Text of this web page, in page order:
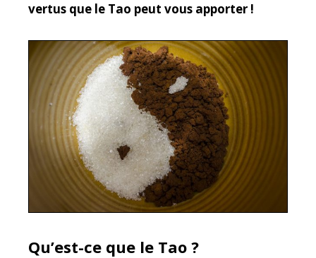
vertus que le Tao peut vous apporter !
Qu’est-ce que le Tao ?